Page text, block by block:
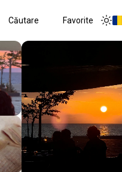
Căutare
Favorite